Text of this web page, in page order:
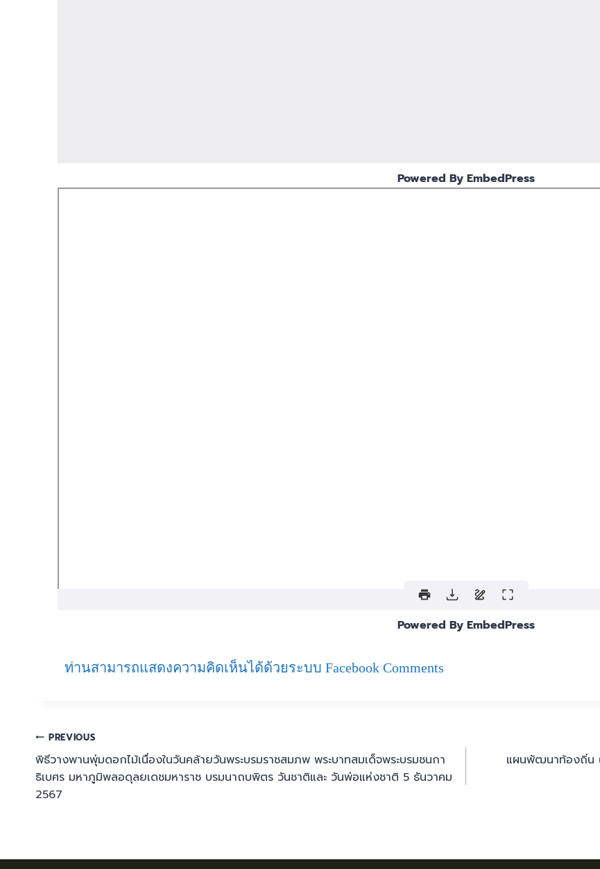
Powered By EmbedPress
Powered By EmbedPress
ท่านสามารถแสดงความคิดเห็นได้ด้วยระบบ Facebook Comments
PREVIOUS
พิธีวางพานพุ่มดอกไม้เนื่องในวันคล้ายวันพระบรมราชสมภพ พระบาทสมเด็จพระบรมชนกา
ธิเบศร มหาภูมิพลอดุลยเดชมหาราช บรมนาถบพิตร วันชาติและ วันพ่อแห่งชาติ 5 ธันวาคม
2567
แผนพัฒนาท้องถิ่น